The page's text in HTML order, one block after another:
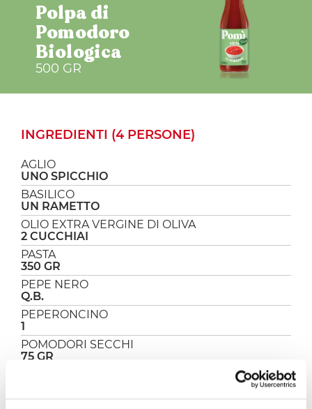
Polpa di
Pomodoro
Biologica
500 GR
INGREDIENTI (4 PERSONE)
AGLIO
UNO SPICCHIO
BASILICO
UN RAMETTO
OLIO EXTRA VERGINE DI OLIVA
2 CUCCHIAI
PASTA
350 GR
PEPE NERO
Q.B.
PEPERONCINO
1
POMODORI SECCHI
75 GR